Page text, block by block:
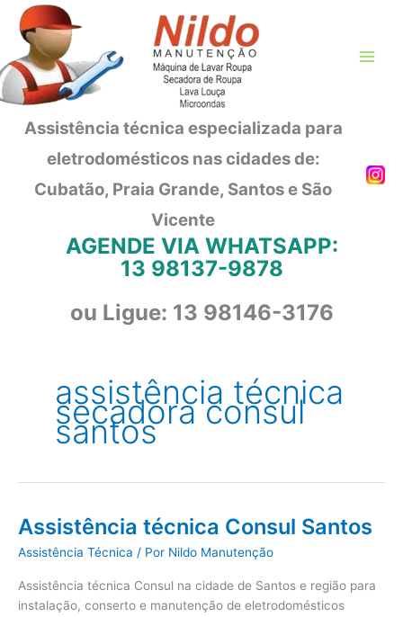
para
conteúdo
Assistência técnica especializada para
eletrodomésticos nas cidades de:
Cubatão, Praia Grande, Santos e São
Vicente
AGENDE VIA WHATSAPP:
13 98137-9878
ou Ligue: 13 98146-3176
assistência técnica
secadora consul
santos
Assistência técnica Consul Santos
Assistência Técnica / Por Nildo Manutenção
Assistência técnica Consul na cidade de Santos e região para
instalação, conserto e manutenção de eletrodomésticos